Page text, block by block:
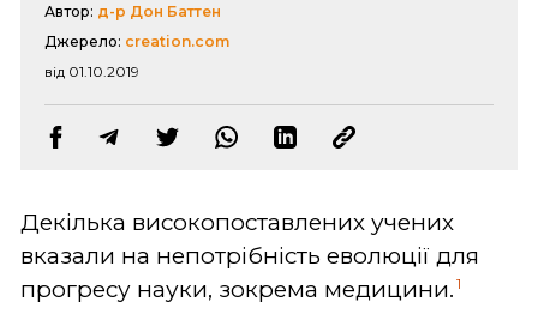
Автор: д-р Дон Баттен
Джерело: creation.com
від 01.10.2019
Декілька високопоставлених учених
вказали на непотрібність еволюції для
прогресу науки, зокрема медицини. 1